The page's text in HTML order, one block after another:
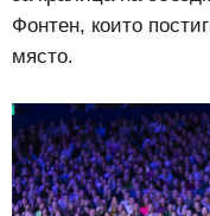
Фонтен, които
място.